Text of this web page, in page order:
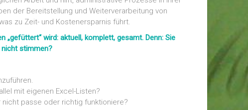
der Bereitstellung und Weiterverarbeitung von
zu Zeit- und Kostenersparnis führt.
wird: aktuell, komplett, gesamt. Denn: Sie
nicht stimmen?
mit eigenen Excel-Listen?
passe oder richtig funktioniere?